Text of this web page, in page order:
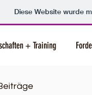
Diese Website wurde
+ Training